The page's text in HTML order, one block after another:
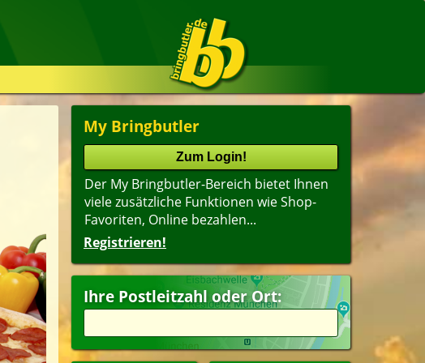
My Bringbutler
Der My Bringbutler-Bereich bietet Ihnen
viele zusätzliche Funktionen wie Shop-
Favoriten, Online bezahlen...
Registrieren!
Ihre Postleitzahl oder Ort: